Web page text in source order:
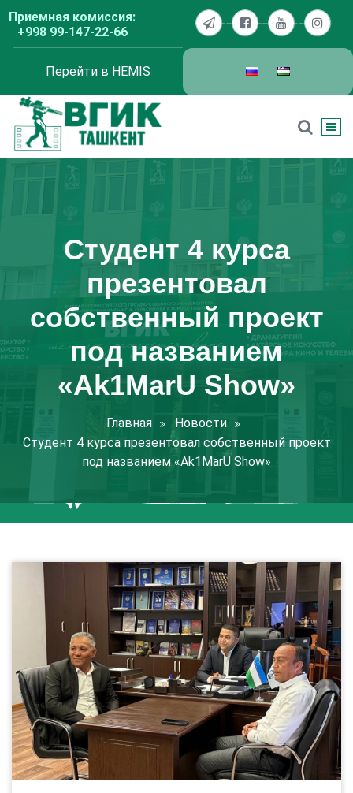
Перейти
содержимому
Приемная комиссия:
+998 99-147-22-66
Перейти в HEMIS
ВГИК Ташкент
Студент 4 курса
презентовал
собственный проект
под названием
«Ak1MarU Show»
Главная
Новости
Студент 4 курса презентовал собственный проект
под названием «Ak1MarU Show»